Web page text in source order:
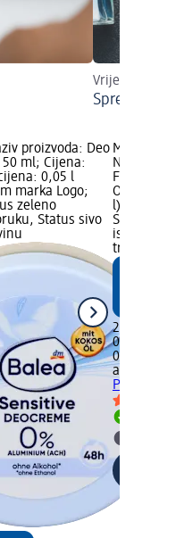
Vrijeme je za
Sprej, roll-on
proizvoda: Deo
ml; Cijena:
0,05 l
marka Logo;
zeleno
Status sivo
Marka:
Naziv
Fresh, 50
Osnovna
l); dm
Status
isporuku,
trgovinu
2,24 €
0,05 l
alverde
Pure